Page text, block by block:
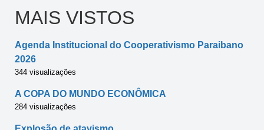
MAIS VISTOS
Agenda Institucional do Cooperativismo Paraibano
2026
344 visualizações
A COPA DO MUNDO ECONÔMICA
284 visualizações